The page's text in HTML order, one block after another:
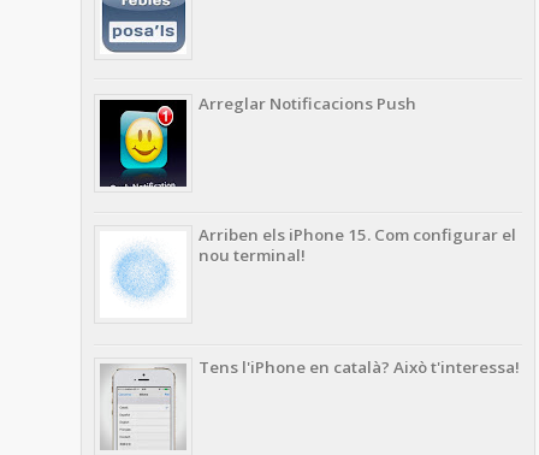
Arreglar Notificacions Push
Arriben els iPhone 15. Com configurar el
nou terminal!
Tens l'iPhone en català? Això t'interessa!